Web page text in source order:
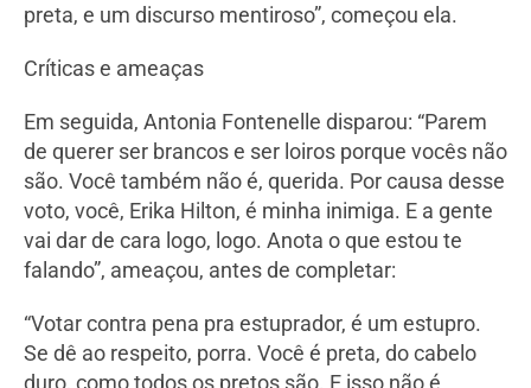
preta, e um discurso mentiroso”, começou ela.
Críticas e ameaças
Em seguida, Antonia Fontenelle disparou: “Parem
de querer ser brancos e ser loiros porque vocês não
são. Você também não é, querida. Por causa desse
voto, você, Erika Hilton, é minha inimiga. E a gente
vai dar de cara logo, logo. Anota o que estou te
falando”, ameaçou, antes de completar:
“Votar contra pena pra estuprador, é um estupro.
Se dê ao respeito, porra. Você é preta, do cabelo
duro, como todos os pretos são. E isso não é